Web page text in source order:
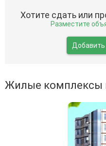
Хотите сдать или
Разместите
Жилые комплексы